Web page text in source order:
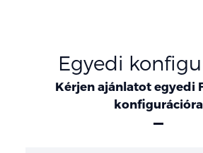
Egyedi
Kérjen ajánlatot egyedi
konfigurációra